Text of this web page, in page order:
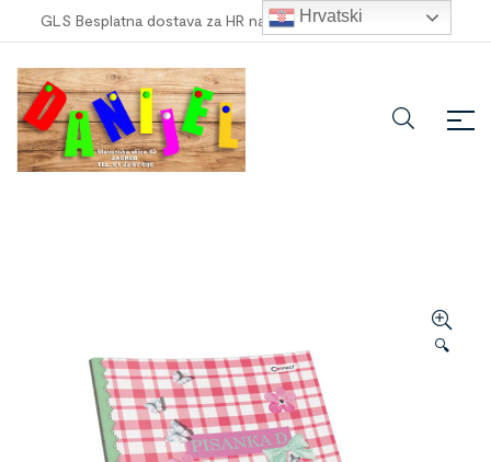
GLS Besplatna dostava za HR narudžbe veće od 100,00 €
🔍
Hrvatski